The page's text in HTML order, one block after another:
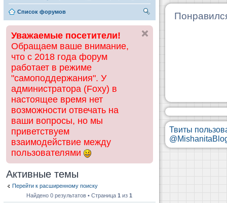
Список форумов
ск
Уважаемые посетители!
Обращаем ваше внимание,
что с 2018 года форум
работает в режиме
"самоподдержания". У
администратора (Foxy) в
настоящее время нет
возможности отвечать на
ваши вопросы, но мы
приветствуем
взаимодействие между
пользователями
Активные темы
Перейти к расширенному поиску
Найдено 0 результатов • Страница1 из1
Твиты